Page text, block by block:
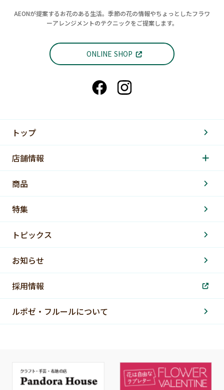
AEONが提案するお花のある生活。季節の花の情報やちょっとしたフラワ
ーアレンジメントのテクニックをご提案します。
ONLINE SHOP
トップ
店舗情報
商品
特集
トピックス
お知らせ
採用情報
ルポゼ・フルールについて